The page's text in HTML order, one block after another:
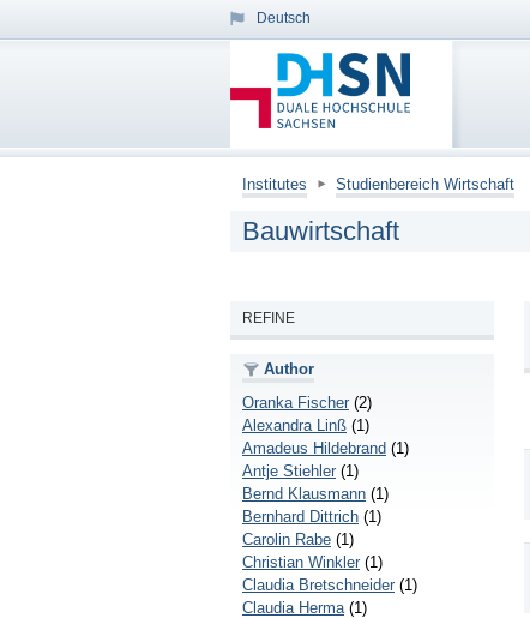
Deutsch
Institutes Studienbereich Wirtschaft
Bauwirtschaft
REFINE
Author
Oranka Fischer(2)
Alexandra Linß (1)
Amadeus Hildebrand (1)
Antje Stiehler (1)
Bernd Klausmann (1)
Bernhard Dittrich (1)
Carolin Rabe (1)
Christian Winkler (1)
Claudia Bretschneider (1)
Claudia Herma (1)